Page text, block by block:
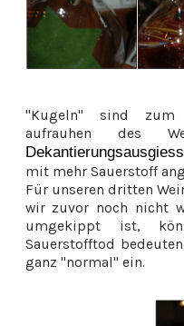
"Kugeln" sind zum
aufrauhen des
mit mehr Sauerstoff
Für unseren dritten
wir zuvor noch nicht
umgekippt ist,
Sauerstofftod
ganz "normal" ein.